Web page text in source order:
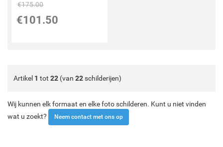
€175.00
€101.50
Artikel 1 tot 22 (van 22schilderijen)
Wij kunnen elk formaat en elke foto schilderen. Kunt u niet vinden
wat u zoekt?
Neem contact met ons op